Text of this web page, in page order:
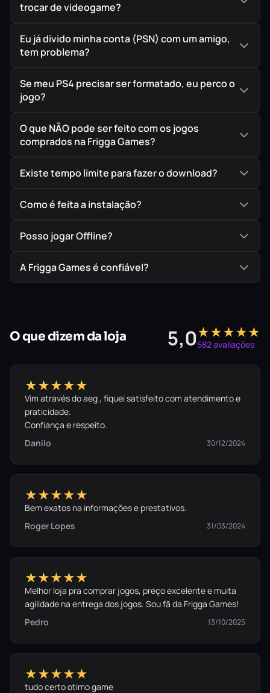
trocar de videogame?
Eu já divido minha conta (PSN) com um amigo,
tem problema?
Se meu PS4 precisar ser formatado, eu perco o
jogo?
O que NÃO pode ser feito com os jogos
comprados na Frigga Games?
Existe tempo limite para fazer o download?
Como é feita a instalação?
Posso jogar Offline?
A Frigga Games é confiável?
O que dizem da loja 5,0★★★★★
582 avaliações
★★★★★
Vim através do aeg , fiquei satisfeito com atendimento e
praticidade.
Confiança e respeito.
Danilo
30/12/2024
★★★★★
Bem exatos na informações e prestativos.
Roger Lopes
31/03/2024
★★★★★
Melhor loja pra comprar jogos, preço excelente e muita
agilidade na entrega dos jogos. Sou fã da Frigga Games!
Pedro
13/10/2025
★★★★★
tudo certo otimo game